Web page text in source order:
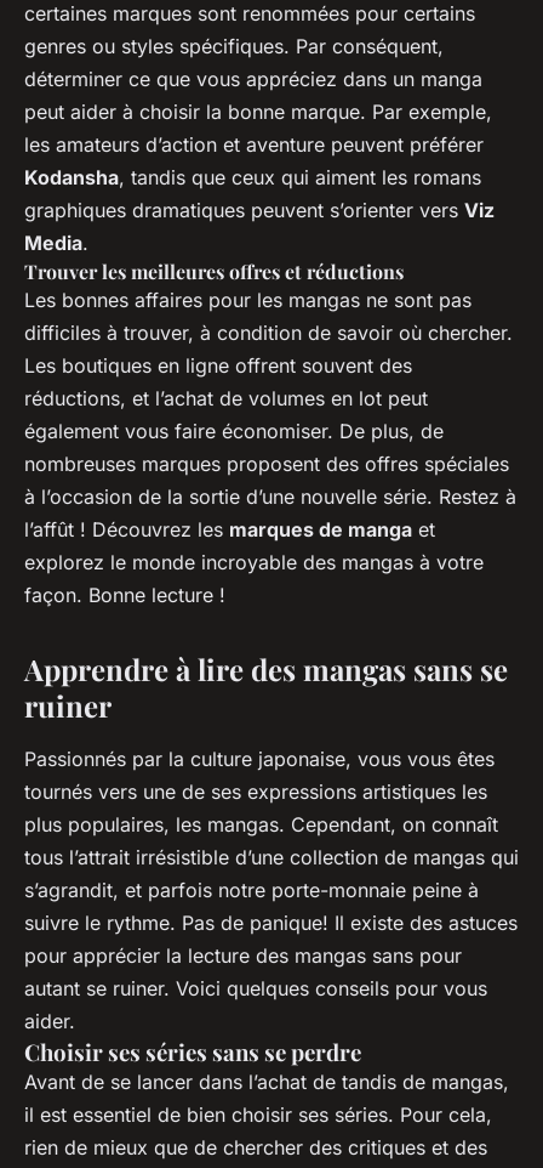
certaines marques sont renommées pour certains
genres ou styles spécifiques. Par conséquent,
déterminer ce que vous appréciez dans un manga
peut aider à choisir la bonne marque. Par exemple,
les amateurs d’action et aventure peuvent préférer
Kodansha, tandis que ceux qui aiment les romans
graphiques dramatiques peuvent s’orienter vers Viz
Media.
Trouver les meilleures offres et réductions
Les bonnes affaires pour les mangas ne sont pas
difficiles à trouver, à condition de savoir où chercher.
Les boutiques en ligne offrent souvent des
réductions, et l’achat de volumes en lot peut
également vous faire économiser. De plus, de
nombreuses marques proposent des offres spéciales
à l’occasion de la sortie d’une nouvelle série. Restez à
l’affût ! Découvrez les marques de manga et
explorez le monde incroyable des mangas à votre
façon. Bonne lecture !
Apprendre à lire des mangas sans se
ruiner
Passionnés par la culture japonaise, vous vous êtes
tournés vers une de ses expressions artistiques les
plus populaires, les mangas. Cependant, on connaît
tous l’attrait irrésistible d’une collection de mangas qui
s’agrandit, et parfois notre porte-monnaie peine à
suivre le rythme. Pas de panique! Il existe des astuces
pour apprécier la lecture des mangas sans pour
autant se ruiner. Voici quelques conseils pour vous
aider.
Choisir ses séries sans se perdre
Avant de se lancer dans l’achat de tandis de mangas,
il est essentiel de bien choisir ses séries. Pour cela,
rien de mieux que de chercher des critiques et des